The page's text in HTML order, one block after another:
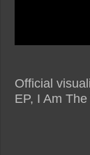
Official
EP, I Am